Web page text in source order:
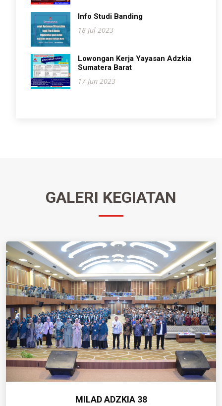
Info Studi Banding
18 Jul 2023
Lowongan Kerja Yayasan Adzkia
Sumatera Barat
17 Jun 2023
GALERI KEGIATAN
MILAD ADZKIA 38